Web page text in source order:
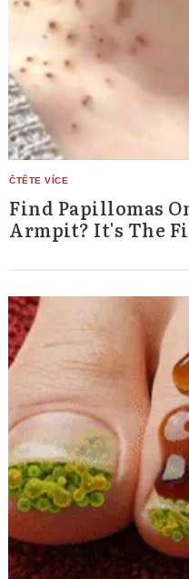
Find Papillomas
Armpit? It's The